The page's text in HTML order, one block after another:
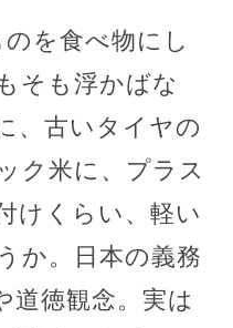
を食べ物にし
そも浮かばな
、古いタイヤの
ク米に、プラス
けくらい、軽い
か。日本の義務
道徳観念。実は